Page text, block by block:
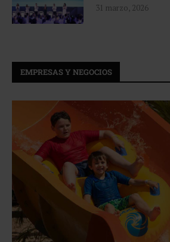
31 marzo, 2026
EMPRESAS Y NEGOCIOS